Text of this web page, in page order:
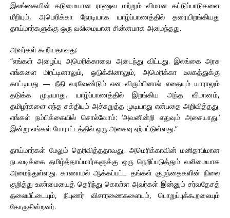
இலங்கையின் கடுமையான ராணுவ மற்றும் விமான கட்டுப்பாடுகளை
மீறியும், அமெரிக்கா நேரடியாக யாழ்ப்பாணத்தில் தரையிறங்கியது
தாய்மார்களுக்கு ஒரு வலிமையான சின்னமாக அமைந்தது.
அவர்கள் கூறியதாவது:
“எங்கள் அழைப்பு அமெரிக்காவை அடைந்து விட்டது. இலங்கை அரசு
எங்களை மிரட்டினாலும், ஒடுக்கினாலும், அமெரிக்கா உலகத்துக்கு
காட்டியது — நீதி வரவேண்டும் என விரும்பினால் எதையும் யாராலும்
தடுக்க முடியாது. யாழ்ப்பாணத்தில் இறங்கிய அந்த விமானம்,
தமிழர்களை எந்த சக்தியும் அச்சுறுத்த முடியாது என்பதை அறிவித்தது.
எங்கள் நம்பிக்கையில் சொல்வோம்: ‘அவனின்றி எதுவும் அசையாது.’
இன்று எங்கள் போராட்டத்தில் ஒரு அசைவு ஏற்பட்டுள்ளது.”
தாய்மார்கள் மேலும் தெரிவித்ததாவது, அமெரிக்காவின் மனிதாபிமான
நடவடிக்கை தமிழ்த்தாய்மார்களுக்கு ஒரு நெறிப்படுத்தும் வலிமையாக
அமைந்துள்ளது. காணாமல் ஆக்கப்பட்ட தங்கள் குழந்தைகளின் நிலை
குறித்து உண்மையைத் தெரிந்து கொள்ள அவர்கள் இன்னும் சர்வதேசத்
தலையீட்டையும், நிபுணர் விசாரணைகளையும், பொறுப்புக்கூறலையும்
கோருகின்றனர்.